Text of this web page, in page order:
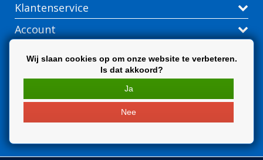
Klantenservice
Account
Wij slaan cookies op om onze website te verbeteren.
Is dat akkoord?
Ja
Nee